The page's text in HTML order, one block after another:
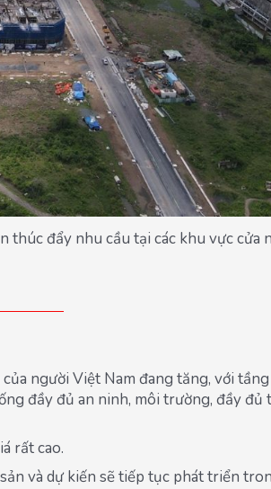
đẩy nhu cầu tại các khu vực cửa
người Việt Nam đang tăng, với
đầy đủ an ninh, môi trường, đầy đủ
rất cao.
và dự kiến sẽ tiếp tục phát triển